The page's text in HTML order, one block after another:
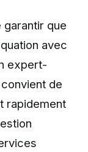
garantir que
avec
expert-
de
rapidement